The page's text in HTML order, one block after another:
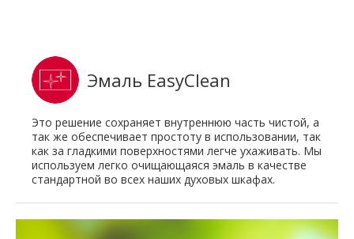
Эмаль EasyClean
Это решение сохраняет внутреннюю часть чистой, а
так же обеспечивает простоту в использовании, так
как за гладкими поверхностями легче ухаживать. Мы
используем легко очищающаяся эмаль в качестве
стандартной во всех наших духовых шкафах.